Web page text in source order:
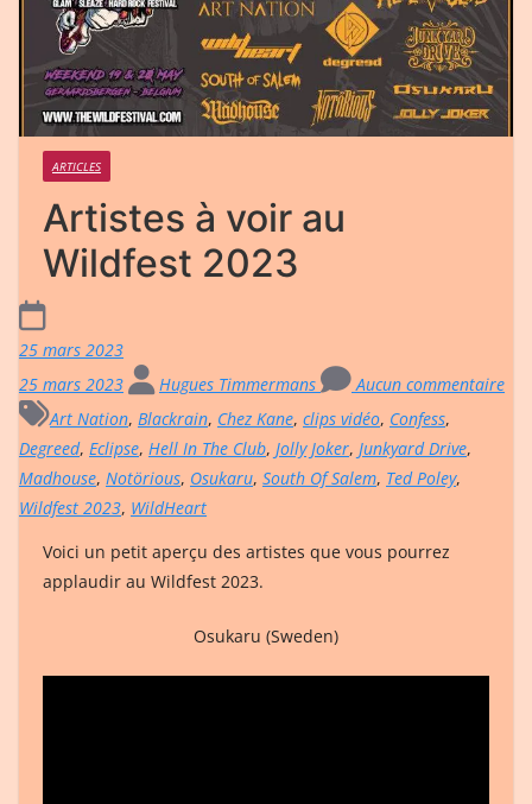
ARTICLES
Artistes à voir au
Wildfest 2023
25 mars 2023
25 mars 2023
Hugues Timmermans
Aucun commentaire
Art Nation, Blackrain, Chez Kane, clips vidéo, Confess,
Degreed, Eclipse, Hell In The Club, Jolly Joker, Junkyard Drive,
Madhouse, Notörious, Osukaru, South Of Salem, Ted Poley,
Wildfest 2023, WildHeart
Voici un petit aperçu des artistes que vous pourrez
applaudir au Wildfest 2023.
Osukaru (Sweden)